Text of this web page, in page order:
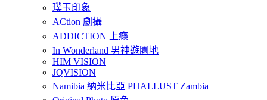
璞玉印象
ACtion 劇攝
ADDICTION 上癮
In Wonderland 男神遊園地
HIM VISION
JQVISION
Namibia 納米比亞 PHALLUST Zambia